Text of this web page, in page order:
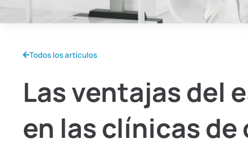
Todos los artículos
Las ventajas del
en las clínicas